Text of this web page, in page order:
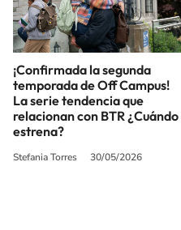
¡Confirmada la segunda
temporada de Off Campus!
La serie tendencia que
relacionan con BTR ¿Cuándo
estrena?
Stefania Torres 30/05/2026